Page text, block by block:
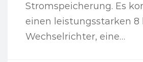
Stromspeicherung. Es
einen leistungsstarken 8
Wechselrichter, eine…